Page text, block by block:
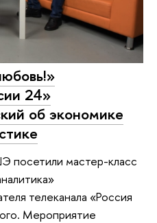
24»
об экономике
посетили мастер-класс
телеканала «Россия
Мероприятие